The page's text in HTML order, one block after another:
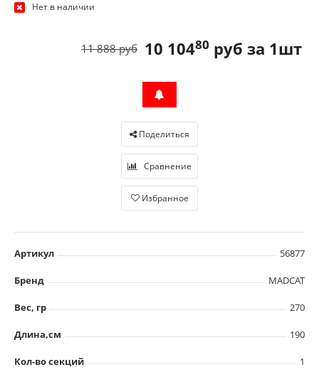
Нет в наличии
10 10480 руб за 1шт
11 888 руб
Поделиться
Сравнение
Избранное
Артикул 56877
Бренд MADCAT
Вес, гр 270
Длина,см 190
Кол-во секций 1